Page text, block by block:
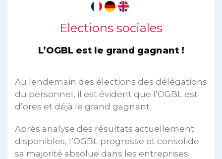
Elections sociales
L’OGBL est le grand gagnant !
Au lendemain des élections des délégations
du personnel, il est évident que l’OGBL est
d’ores et déjà le grand gagnant.
Après analyse des résultats actuellement
disponibles, l’OGBL progresse et consolide
sa majorité absolue dans les entreprises.